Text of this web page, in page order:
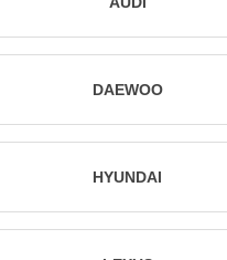
DAEWOO
HYUNDAI